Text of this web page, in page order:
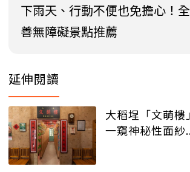
下雨天、行動不便也免擔心！
善無障礙景點推薦
延伸閱讀
大稻埕「文萌
一窺神秘性面紗